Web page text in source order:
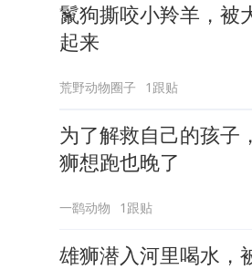
鬣狗撕咬小羚羊，被
起来
荒野动物圈子 1跟贴
为了解救自己的孩子
狮想跑也晚了
一鹞动物 1跟贴
雄狮潜入河里喝水，